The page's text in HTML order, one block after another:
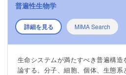
普遍性生物学
詳細を見る MIMA Search
生命システムが満たすべき普遍構
論する。分子、細胞、個体、生態